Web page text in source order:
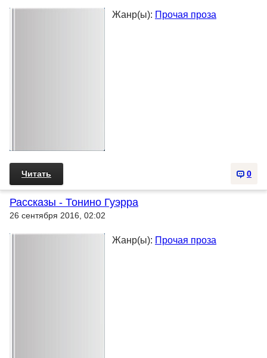
Жанр(ы): Прочая проза
0
Читать
Рассказы - Тонино Гуэрра
26 сентября 2016, 02:02
Жанр(ы): Прочая проза